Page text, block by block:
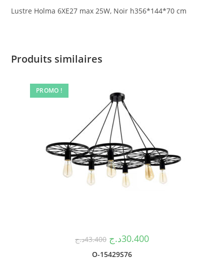
Lustre Holma 6XE27 max 25W, Noir h356*144*70 cm
Produits similaires
PROMO !
43.400د.ج 30.400د.ج
O-15429S76